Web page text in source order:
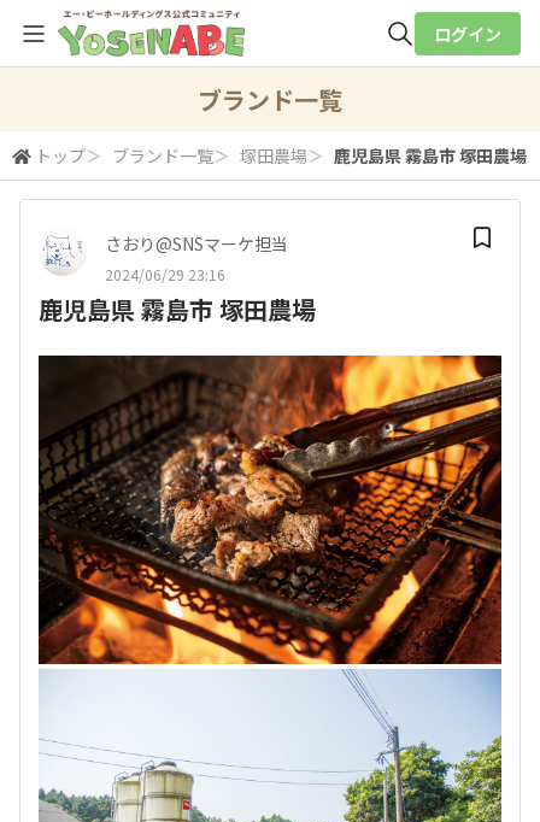
検索
ログイン
ブランド一覧
トップ＞ ブランド一覧＞ 塚田農場＞ 鹿児島県 霧島市 塚田農場
さおり@SNSマーケ担当
2024/06/29 23:16
鹿児島県 霧島市 塚田農場